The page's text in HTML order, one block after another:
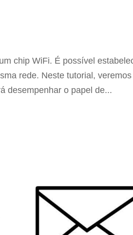
chip WiFi. É possível
rede. Neste tutorial, veremos
desempenhar o papel de...